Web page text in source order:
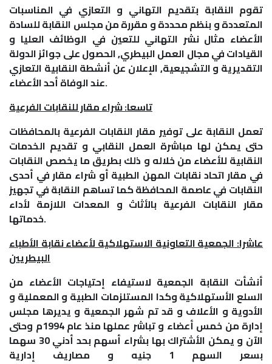
تقوم النقابة بتقديم التهاني و التعازي في المناسبات
المتعددة و بنظم محددة و مقررة من مجلس النقابة للسادة
الأعضاء مثال نشر التهاني للتعين في الوظائف العليا و
القيادات في مجال العمل البيطري, الحصول على جوائز الدولة
التقديرية و التشجيعية, الإعلان عن أنشطة النقابية التعازي
عند الوفاة أحد الأعضاء.
تاسعا: شراء مقار للنقابات الفرعية
تعمل النقابة على توفير مقار النقابات الفرعية بالمحافظات
حتى يمكن لها مباشرة العمل النقابي و تقديم الخدمات
النقابية للأعضاء من خلاله و ذلك بطريق ما يخصص النقابات
في مقار اتحاد نقابات المهن الطبية أو شراء مقار في أحدى
النقابات في عاصمة المحافظة كما تساهم النقابة في تجهيز
مقار النقابات الفرعية بالأثاث و المعدات اللازمة لأداء
خدماتها.
عاشرا: الجمعية التعاونية الاستهلاكية لأعضاء نقابة الأطباء
البيطريين
أنشأت النقابة الجمعية لاستيفاء إحتياجات الأعضاء من
السلع الأستهلاكية وكدا المستلزمات الطبية و المعملية و
الأدوية و الأعلاف و قد تم شهر الجمعية و يديرها مجلس
إدارة من خمس أعضاء و تباشر عملها منذ عام 1994م وحتى
الآن و يمكن الأشتراك بها بشراء أسهم بحد أدني 30 سهما
بسعر السهم 1 جنيه و مصاريف إدارية